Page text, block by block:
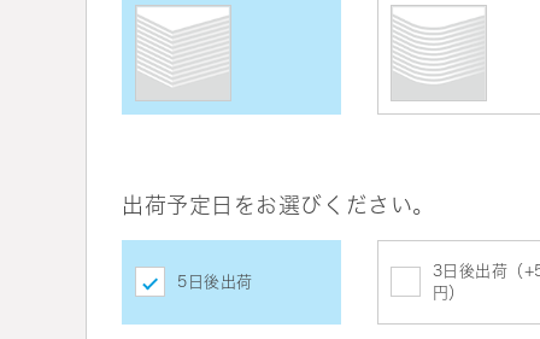
出荷予定日をお選びください。
5日後出荷
3日後出荷（
円）